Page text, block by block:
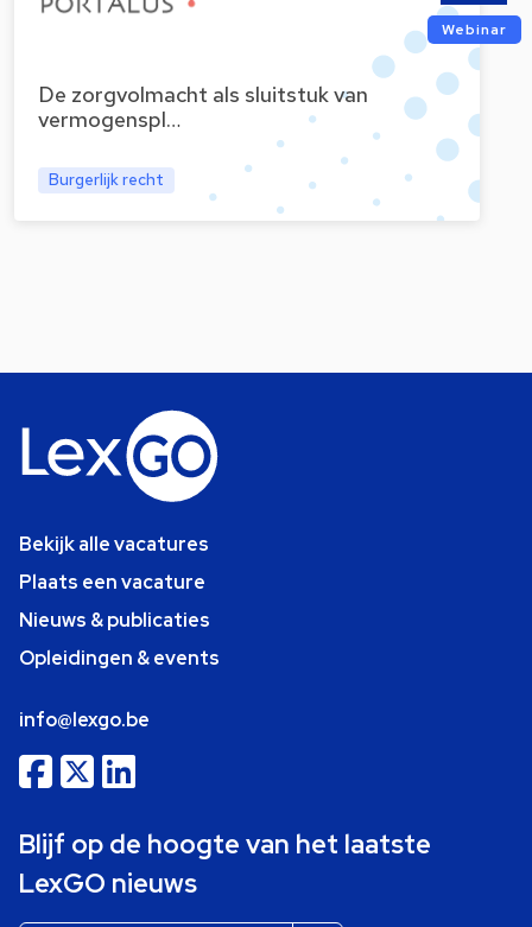
De zorgvolmacht als sluitstuk van
vermogenspl…
Burgerlijk recht
Webinar
Bekijk alle vacatures
Plaats een vacature
Nieuws & publicaties
Opleidingen & events
info@lexgo.be
Blijf op de hoogte van het laatste
LexGO nieuws